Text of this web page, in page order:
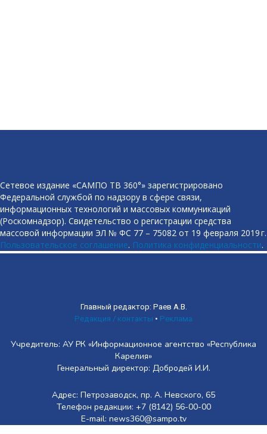
Сетевое издание «САМПО ТВ 360°» зарегистрировано
Федеральной службой по надзору в сфере связи,
информационных технологий и массовых коммуникаций
(Роскомнадзор). Свидетельство о регистрации средства
массовой информации ЭЛ № ФС 77 – 75082 от 19 февраля 2019 г.
Пользовательское соглашение. Политика конфиденциальности.
Главный редактор: Раев А.В.
Редакция / контакты • Реклама
Учредитель: АУ РК «Информационное агентство «Республика
Карелия»
Генеральный директор: Добродей И.И.
Адрес: Петрозаводск, пр. А. Невского, 65
Телефон редакции: +7 (8142) 56-00-00
E-mail: news360@sampo.tv